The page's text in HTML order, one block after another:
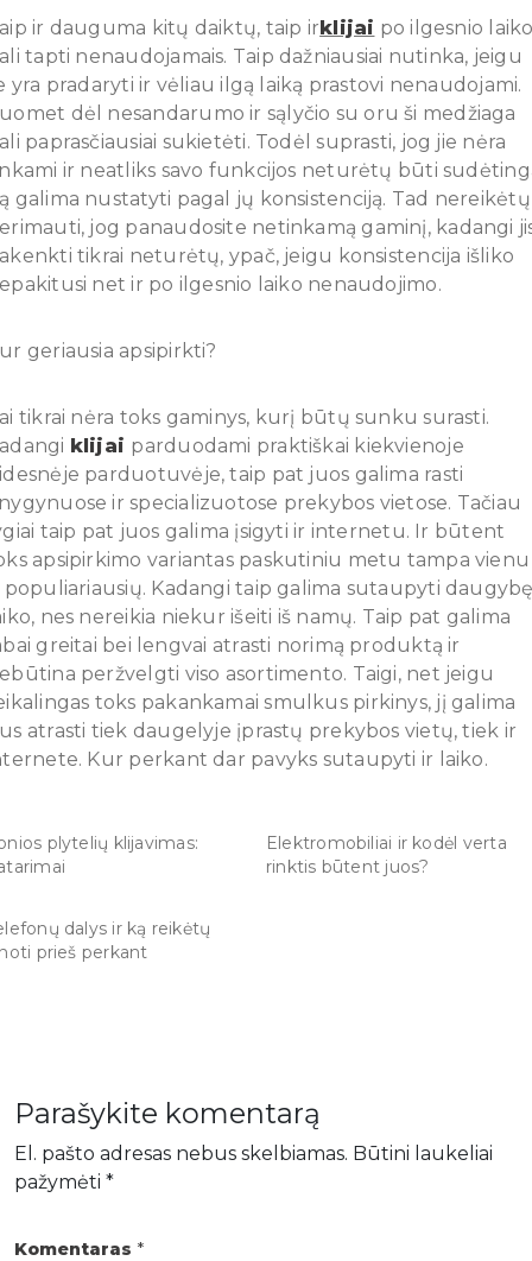
ir dauguma kitų daiktų, taip irklijai po ilgesnio
tapti nenaudojamais. Taip dažniausiai nutinka, jeigu
yra pradaryti ir vėliau ilgą laiką prastovi nenaudojami.
dėl nesandarumo ir sąlyčio su oru ši medžiaga
paprasčiausiai sukietėti. Todėl suprasti, jog jie nėra
ir neatliks savo funkcijos neturėtų būti
galima nustatyti pagal jų konsistenciją. Tad nereikėtų
jog panaudosite netinkamą gaminį, kadangi
tikrai neturėtų, ypač, jeigu konsistencija išliko
net ir po ilgesnio laiko nenaudojimo.
geriausia apsipirkti?
tikrai nėra toks gaminys, kurį būtų sunku surasti.
klijai parduodami praktiškai kiekvienoje
parduotuvėje, taip pat juos galima rasti
ir specializuotose prekybos vietose. Tačiau
taip pat juos galima įsigyti ir internetu. Ir būtent
apsipirkimo variantas paskutiniu metu tampa vienu
populiariausių. Kadangi taip galima sutaupyti
nes nereikia niekur išeiti iš namų. Taip pat galima
greitai bei lengvai atrasti norimą produktą ir
peržvelgti viso asortimento. Taigi, net jeigu
toks pakankamai smulkus pirkinys, jį galima
atrasti tiek daugelyje įprastų prekybos vietų, tiek ir
Kur perkant dar pavyks sutaupyti ir laiko.
plytelių klijavimas:
Elektromobiliai ir kodėl verta
rinktis būtent juos?
dalys ir ką reikėtų
prieš perkant
Parašykite komentarą
El. pašto adresas nebus skelbiamas. Būtini laukeliai
pažymėti *
Komentaras *